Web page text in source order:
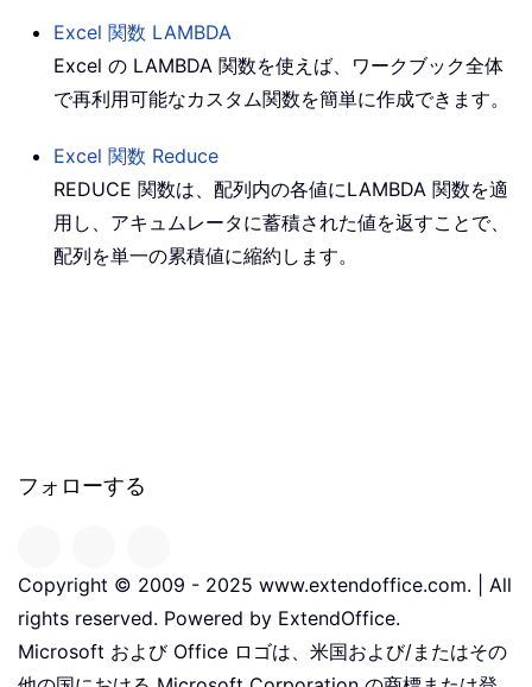
Excel 関数 LAMBDA
Excel の LAMBDA 関数を使えば、ワークブック全体
で再利用可能なカスタム関数を簡単に作成できます。
Excel 関数 Reduce
REDUCE 関数は、配列内の各値にLAMBDA 関数を適
用し、アキュムレータに蓄積された値を返すことで、
配列を単一の累積値に縮約します。
フォローする
Copyright © 2009 - 2025 www.extendoffice.com. | All
rights reserved. Powered by ExtendOffice.
Microsoft および Office ロゴは、米国および/またはその